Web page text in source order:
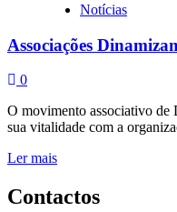
Notícias
Associações
0
O movimento associativo de
sua vitalidade com a
Ler maisLeia
sobre
Associações
Contactos